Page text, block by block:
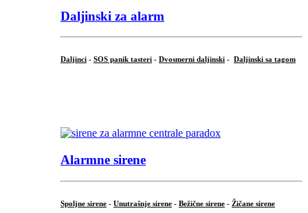
Daljinski za alarm
Daljinci - SOS panik tasteri - Dvosmerni daljinski - Daljinski sa tagom
Alarmne sirene
Spoljne sirene - Unutrašnje sirene - Bežične sirene - Žičane sirene